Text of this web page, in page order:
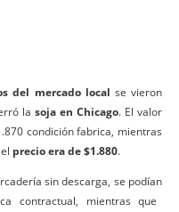
del mercado local se vieron
la soja en Chicago. El valor
condición fabrica, mientras
precio era de $1.880.
sin descarga, se podían
contractual, mientras que